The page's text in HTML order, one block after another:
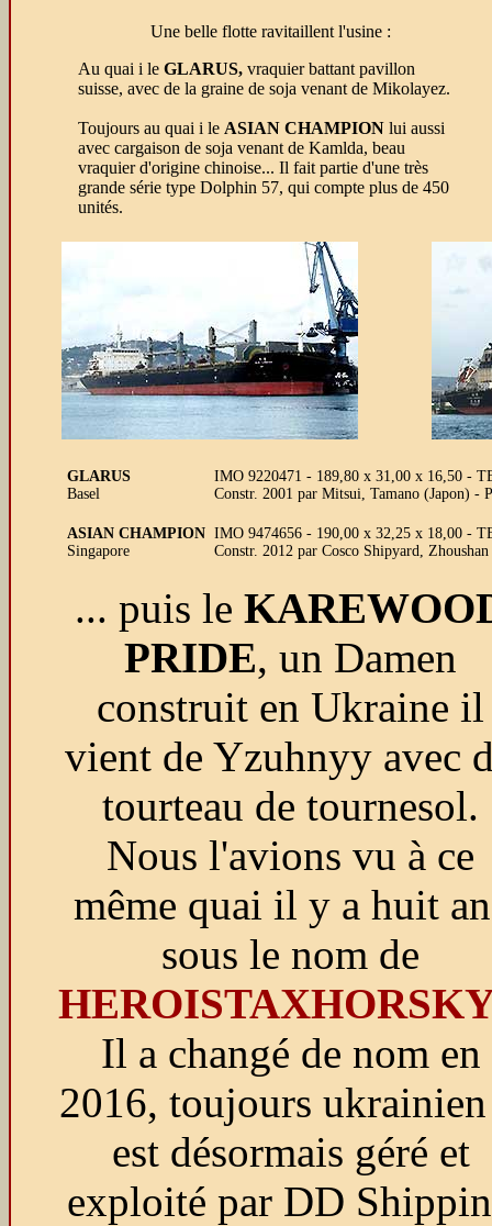
Une belle flotte ravitaillent l'usine :
Au quai i le GLARUS, vraquier battant pavillon
suisse, avec de la graine de soja venant de Mikolayez.
Toujours au quai i le ASIAN CHAMPION lui aussi
avec cargaison de soja venant de Kamlda, beau
vraquier d'origine chinoise... Il fait partie d'une très
grande série type Dolphin 57, qui compte plus de 450
unités.
GLARUS
Basel
IMO 9220471 - 189,80 x 31,00 x 16,50 -
Constr. 2001 par Mitsui, Tamano (Japon) -
ASIAN CHAMPION
Singapore
IMO 9474656 - 190,00 x 32,25 x 18,00 -
Constr. 2012 par Cosco Shipyard,
... puis le
PRIDE, un Damen
construit en Ukraine il
vient de Yzuhnyy avec
tourteau de tournesol.
Nous l'avions vu à ce
même quai il y a huit
sous le nom de
Il a changé de nom en
2016, toujours
est désormais géré et
exploité par DD